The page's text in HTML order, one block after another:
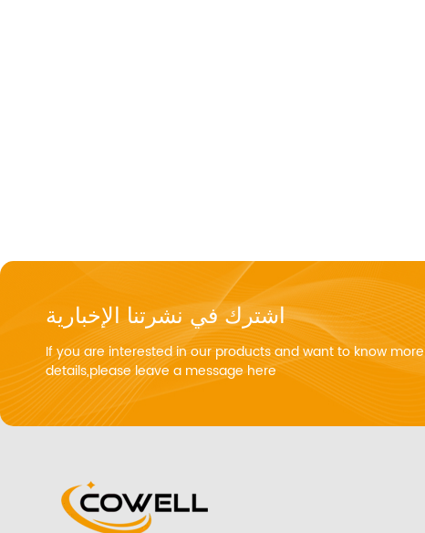
اشترك في نشرتنا الإخبارية
If you are interested in our products and want to know more
details,please leave a message here